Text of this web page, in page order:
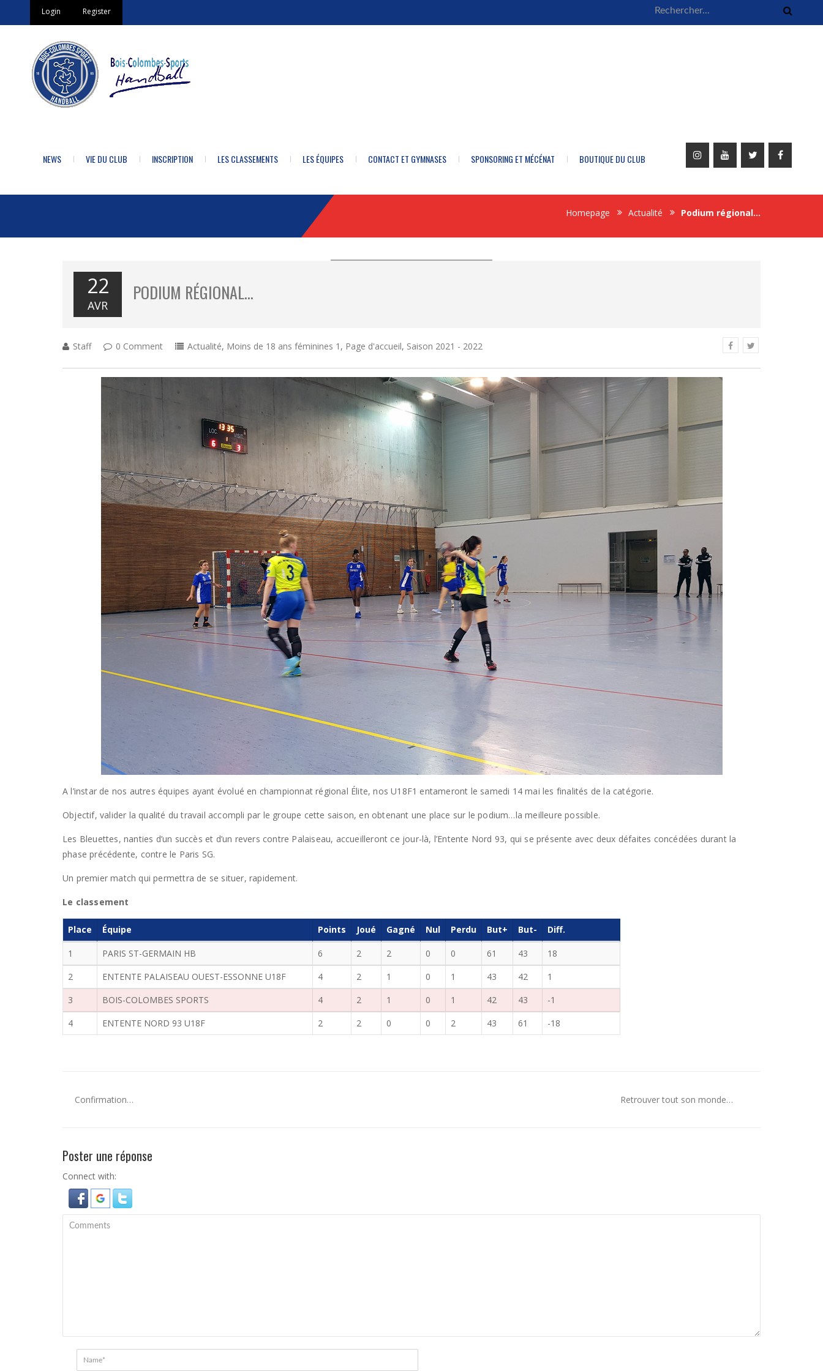
Login Register
NEWS VIE DU CLUB INSCRIPTION LES CLASSEMENTS LES ÉQUIPES CONTACT ET GYMNASES SPONSORING ET MÉCÉNAT BOUTIQUE DU CLUB
Homepage Actualité Podium régional…
22
AVR
PODIUM RÉGIONAL…
Staff 0 Comment Actualité, Moins de 18 ans féminines 1 , Page d'accueil, Saison 2021 - 2022
A l’instar de nos autres équipes ayant évolué en championnat régional Élite, nos U18F1 entameront le samedi 14 mai les finalités de la catégorie.
Objectif, valider la qualité du travail accompli par le groupe cette saison, en obtenant une place sur le podium…la meilleure possible.
Les Bleuettes, nanties d’un succès et d’un revers contre Palaiseau, accueilleront ce jour-là, l’Entente Nord 93, qui se présente avec deux défaites concédées durant la
phase précédente, contre le Paris SG.
Un premier match qui permettra de se situer, rapidement.
Le classement
Place Équipe Points Joué Gagné Nul Perdu But+ But- Diff.
1 PARIS ST-GERMAIN HB 6 2 2 0 0 61 43
18
2
ENTENTE PALAISEAU OUEST-ESSONNE U18F 4 2 1 0 1 43 42
1
3
BOIS-COLOMBES SPORTS 4 2 1 0 1 42 43
-1
4
ENTENTE NORD 93 U18F 2 2 0 0 2 43 61 -18
Confirmation… Retrouver tout son monde…
Poster une réponse
Connect with: